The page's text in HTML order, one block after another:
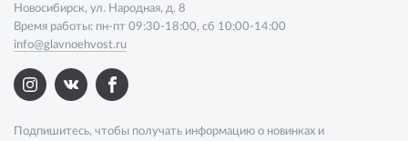
Новосибирск, ул. Народная, д. 8
Время работы: пн-пт 09:30-18:00, сб 10:00-14:00
info@glavnoehvost.ru
Подпишитесь, чтобы получать информацию о новинках и